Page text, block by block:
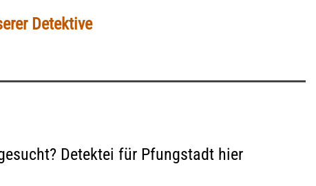
Detektive
Detektei für Pfungstadt hier